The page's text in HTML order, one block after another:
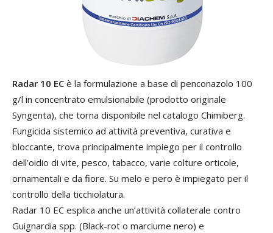
Radar 10 EC è la formulazione a base di penconazolo 100
g/l in concentrato emulsionabile (prodotto originale
Syngenta), che torna disponibile nel catalogo Chimiberg.
Fungicida sistemico ad attività preventiva, curativa e
bloccante, trova principalmente impiego per il controllo
dell’oidio di vite, pesco, tabacco, varie colture orticole,
ornamentali e da fiore. Su melo e pero è impiegato per il
controllo della ticchiolatura.
Radar 10 EC esplica anche un’attività collaterale contro
Guignardia spp. (Black-rot o marciume nero) e